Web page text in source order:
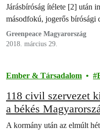
Járásbíróság ítélete [2] után
másodfokú, jogerős bírósági
Megyei Kormányhivatalnak
és ki kell adnia a közérdekű
Greenpeace Magyarország
2018. március 29.
Ember & Társadalom
118 civil szervezet
a békés
A kormány után az elmúlt